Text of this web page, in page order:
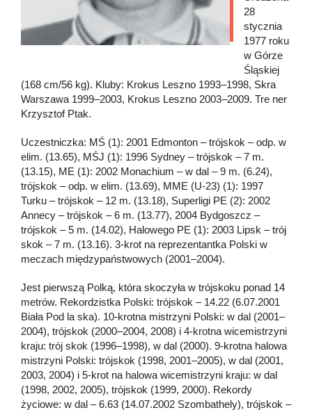
28
stycznia
1977 roku
w Górze
Śląskiej
(168 cm/56 kg). Kluby: Krokus Leszno 1993–1998, Skra
Warszawa 1999–2003, Krokus Leszno 2003–2009. Tre ner
Krzysztof Ptak.
Uczestniczka: MŚ (1): 2001 Edmonton – trójskok – odp. w
elim. (13.65), MŚJ (1): 1996 Sydney – trójskok – 7 m.
(13.15), ME (1): 2002 Monachium – w dal – 9 m. (6.24),
trójskok – odp. w elim. (13.69), MME (U-23) (1): 1997
Turku – trójskok – 12 m. (13.18), Superligi PE (2): 2002
Annecy – trójskok – 6 m. (13.77), 2004 Bydgoszcz –
trójskok – 5 m. (14.02), Halowego PE (1): 2003 Lipsk – trój
skok – 7 m. (13.16). 3-krot na reprezentantka Polski w
meczach międzypaństwowych (2001–2004).
Jest pierwszą Polką, która skoczyła w trójskoku ponad 14
metrów. Rekordzistka Polski: trójskok – 14.22 (6.07.2001
Biała Pod la ska). 10-krotna mistrzyni Polski: w dal (2001–
2004), trójskok (2000–2004, 2008) i 4-krotna wicemistrzyni
kraju: trój skok (1996–1998), w dal (2000). 9-krotna halowa
mistrzyni Polski: trójskok (1998, 2001–2005), w dal (2001,
2003, 2004) i 5-krot na halowa wicemistrzyni kraju: w dal
(1998, 2002, 2005), trójskok (1999, 2000). Rekordy
życiowe: w dal – 6.63 (14.07.2002 Szombathely), trójskok –